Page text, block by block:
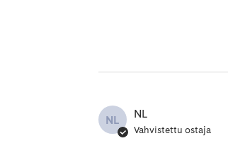
NL NL
Vahvistettu ostaja